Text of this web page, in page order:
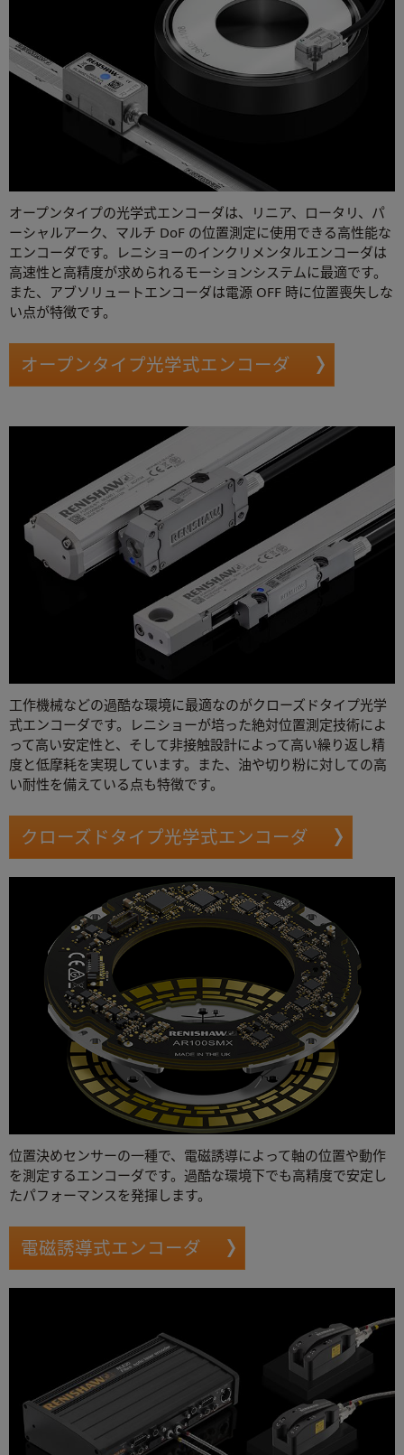
オープンタイプの光学式エンコーダは、リニア、ロータリ、パ
ーシャルアーク、マルチ DoF の位置測定に使用できる高性能な
エンコーダです。レニショーのインクリメンタルエンコーダは
高速性と高精度が求められるモーションシステムに最適です。
また、アブソリュートエンコーダは電源 OFF 時に位置喪失しな
い点が特徴です。
オープンタイプ光学式エンコーダ
工作機械などの過酷な環境に最適なのがクローズドタイプ光学
式エンコーダです。レニショーが培った絶対位置測定技術によ
って高い安定性と、そして非接触設計によって高い繰り返し精
度と低摩耗を実現しています。また、油や切り粉に対しての高
い耐性を備えている点も特徴です。
クローズドタイプ光学式エンコーダ
位置決めセンサーの一種で、電磁誘導によって軸の位置や動作
を測定するエンコーダです。過酷な環境下でも高精度で安定し
たパフォーマンスを発揮します。
電磁誘導式エンコーダ